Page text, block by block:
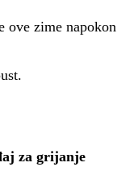
ove zime napokon
za grijanje